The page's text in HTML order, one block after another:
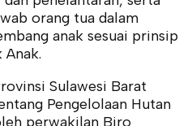
orang tua dalam
anak sesuai prinsip
Anak.
Sulawesi Barat
Pengelolaan Hutan
perwakilan Biro